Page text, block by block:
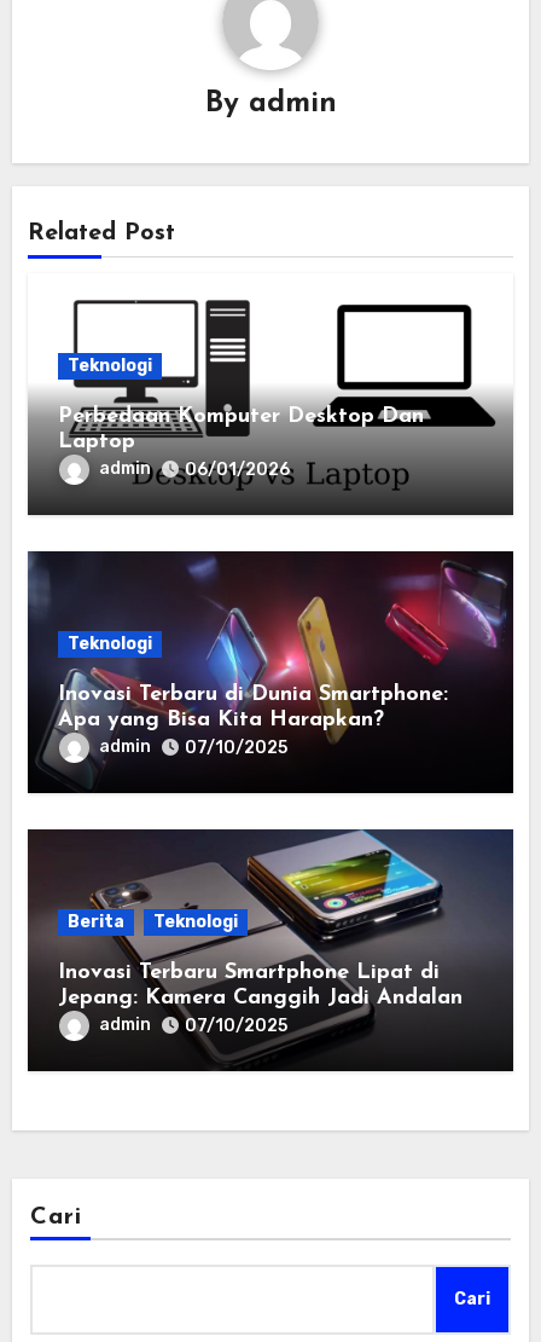
By admin
Related Post
Teknologi
Perbedaan Komputer Desktop Dan
Laptop
admin 06/01/2026
Teknologi
Inovasi Terbaru di Dunia Smartphone:
Apa yang Bisa Kita Harapkan?
admin 07/10/2025
Berita Teknologi
Inovasi Terbaru Smartphone Lipat di
Jepang: Kamera Canggih Jadi Andalan
admin 07/10/2025
Cari
Cari